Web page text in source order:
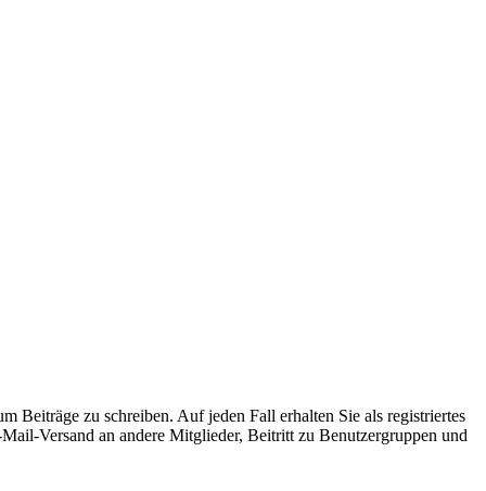
Beiträge zu schreiben. Auf jeden Fall erhalten Sie als registriertes
Versand an andere Mitglieder, Beitritt zu Benutzergruppen und